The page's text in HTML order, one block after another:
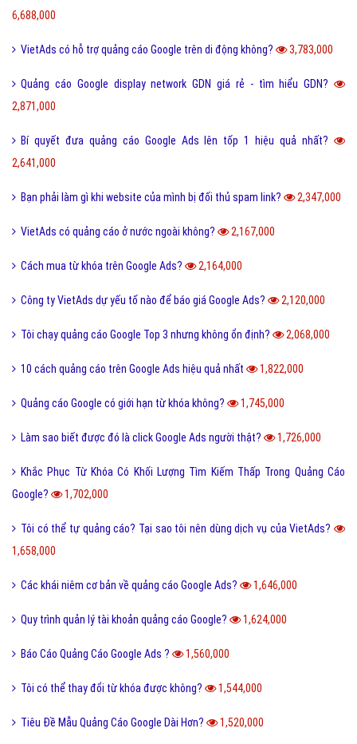
6,688,000
VietAds có hỗ trợ quảng cáo Google trên di động không? 3,783,000
Quảng cáo Google display network GDN giá rẻ - tìm hiểu GDN?
2,871,000
Bí quyết đưa quảng cáo Google Ads lên tốp 1 hiệu quả nhất?
2,641,000
Bạn phải làm gì khi website của mình bị đối thủ spam link? 2,347,000
VietAds có quảng cáo ở nước ngoài không? 2,167,000
Cách mua từ khóa trên Google Ads? 2,164,000
Công ty VietAds dự yếu tố nào để báo giá Google Ads? 2,120,000
Tôi chạy quảng cáo Google Top 3 nhưng không ổn định? 2,068,000
10 cách quảng cáo trên Google Ads hiệu quả nhất 1,822,000
Quảng cáo Google có giới hạn từ khóa không? 1,745,000
Làm sao biết được đó là click Google Ads người thật? 1,726,000
Khắc Phục Từ Khóa Có Khối Lượng Tìm Kiếm Thấp Trong Quảng Cáo
Google?
1,702,000
Tôi có thể tự quảng cáo? Tại sao tôi nên dùng dịch vụ của VietAds?
1,658,000
Các khái niêm cơ bản về quảng cáo Google Ads? 1,646,000
Quy trình quản lý tài khoản quảng cáo Google? 1,624,000
Báo Cáo Quảng Cáo Google Ads ? 1,560,000
Tôi có thể thay đổi từ khóa được không? 1,544,000
Tiêu Đề Mẫu Quảng Cáo Google Dài Hơn? 1,520,000